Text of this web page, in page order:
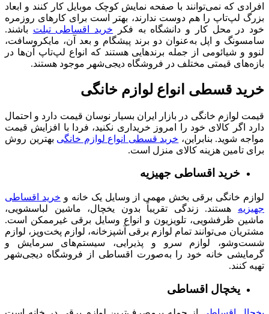
افرادی که نمی‌توانند با صفحه نمایش کوچک موبایل کار کنند و ابعاد
بزرگ لپ‌تاپ را هم دوست ندارند، بهتر است برای کارهای روزمره
خود در محل کار و دانشگاه به فکر
خرید اقساطی تبلت باشند.
سامسونگ و اپل به‌عنوان دو برند پیشگام و بعد آن، مایکروسافت،
لنوو و شیائومی از جمله برندهایی هستند که انواع لپ‌تاپ آن‌ها در
بازه‌های قیمتی مختلف در فروشگاه دیجی‌شهر موجود هستند.
خرید قسطی انواع لوازم خانگی
قیمت لوازم خانگی در بازار ایران بسیار نوسان قیمت دارد و احتمال
دارد اگر کالای خود را امروز خریداری نکنید، فردا با افزایش قیمت
مواجه شوید. بنابراین، خرید قسطی انواع لوازم خانگی بهترین روش
برای تامین هزینه کالای منزل است.
خرید اقساطی جهیزیه
لوازم خانگی برقی بخش مهمی از وسایل یک خانه و خرید اقساطی
جهیزیه
هستند. زندگی تقریباً بدون یخچال، ماشین لباسشویی،
ماشین ظرفشویی، تلویزیون و انواع وسایل برقی غیرممکن است.
مشتریان می‌توانند تمام لوازم برقی آشپزخانه، لوازم پخت‌وپز، لوازم
شست‌وشو، لوازم سرو و پذیرایی، سیستم‌های سرمایش و
گرمایشی خانه خود را به‌صورت اقساطی از فروشگاه دیجی‌شهر
تهیه کنند.
یخچال اقساطی